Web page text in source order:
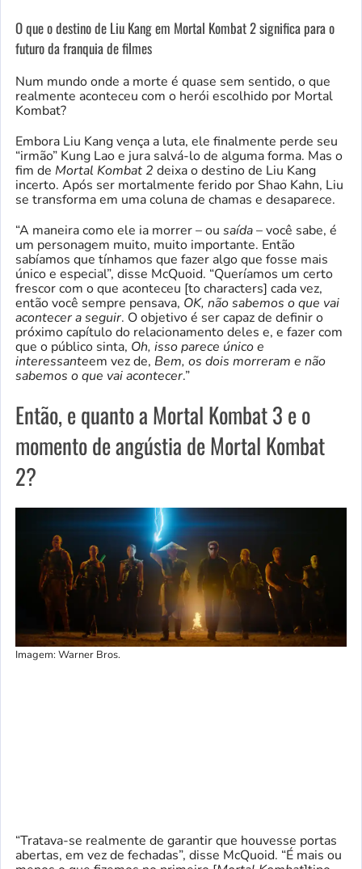
O que o destino de Liu Kang em Mortal Kombat 2 significa para o
futuro da franquia de filmes
Num mundo onde a morte é quase sem sentido, o que
realmente aconteceu com o herói escolhido por Mortal
Kombat?
Embora Liu Kang vença a luta, ele finalmente perde seu
“irmão” Kung Lao e jura salvá-lo de alguma forma. Mas o
fim de Mortal Kombat 2 deixa o destino de Liu Kang
incerto. Após ser mortalmente ferido por Shao Kahn, Liu
se transforma em uma coluna de chamas e desaparece.
“A maneira como ele ia morrer – ou saída– você sabe, é
um personagem muito, muito importante. Então
sabíamos que tínhamos que fazer algo que fosse mais
único e especial”, disse McQuoid. “Queríamos um certo
frescor com o que aconteceu [to characters] cada vez,
então você sempre pensava, OK, não sabemos o que vai
acontecer a seguir. O objetivo é ser capaz de definir o
próximo capítulo do relacionamento deles e, e fazer com
que o público sinta, Oh, isso parece único e
interessanteem vez de, Bem, os dois morreram e não
sabemos o que vai acontecer.”
Então, e quanto a Mortal Kombat 3 e o
momento de angústia de Mortal Kombat
2?
Imagem: Warner Bros.
“Tratava-se realmente de garantir que houvesse portas
abertas, em vez de fechadas”, disse McQuoid. “É mais ou